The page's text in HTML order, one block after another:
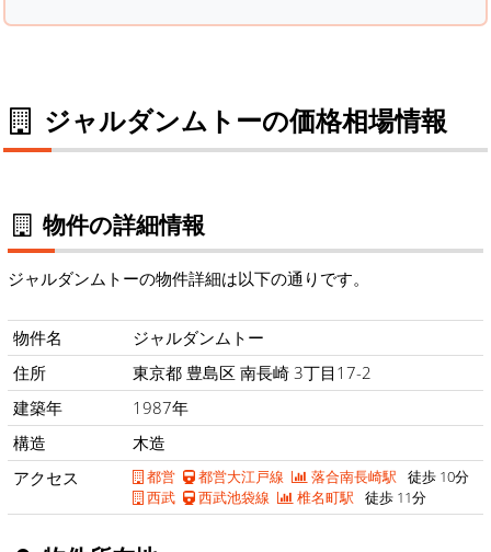
ジャルダンムトーの価格相場情報
物件の詳細情報
ジャルダンムトーの物件詳細は以下の通りです。
物件名
ジャルダンムトー
住所
東京都 豊島区 南長崎 3丁目17-2
建築年
1987年
構造
木造
アクセス
都営 都営大江戸線 落合南長崎駅 徒歩 10分
西武
西武池袋線 椎名町駅 徒歩 11分